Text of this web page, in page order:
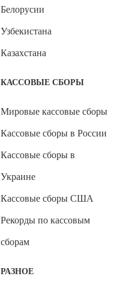
Белорусии
Узбекистана
Казахстана
КАССОВЫЕ СБОРЫ
Мировые кассовые сборы
Кассовые сборы в России
Кассовые сборы в
Украине
Кассовые сборы США
Рекорды по кассовым
сборам
РАЗНОЕ